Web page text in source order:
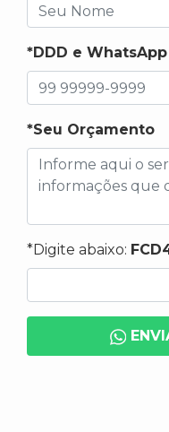
*DDD e WhatsApp
*Seu Orçamento
*Digite abaixo: